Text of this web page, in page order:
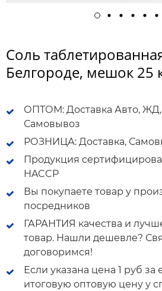
Соль таблетированная
Белгороде, мешок 25
ОПТОМ: Доставка Авто, ЖД,
Самовывоз
РОЗНИЦА: Доставка,
Продукция
HACCP
Вы покупаете товар у
посредников
ГАРАНТИЯ качества и
товар. Нашли дешевле?
договоримся!
Если указана цена 1 руб за
итоговую оптовую цену у